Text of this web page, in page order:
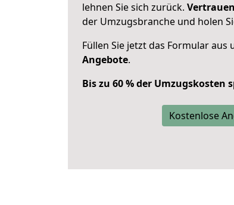
lehnen Sie sich zurück.
der Umzugsbranche und holen
Füllen Sie jetzt das Formular aus
Angebote.
Bis zu 60 % der Umzugskosten
Kostenlose